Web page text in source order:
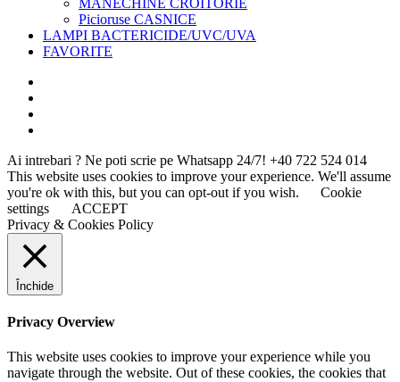
Picioruse CASNICE
LAMPI BACTERICIDE/UVC/UVA
FAVORITE
Ai intrebari ? Ne poti scrie pe Whatsapp 24/7! +40 722 524 014
This website uses cookies to improve your experience. We'll assume
you're ok with this, but you can opt-out if you wish.
Cookie
settings
ACCEPT
Privacy & Cookies Policy
Închide
Privacy Overview
This website uses cookies to improve your experience while you
navigate through the website. Out of these cookies, the cookies that